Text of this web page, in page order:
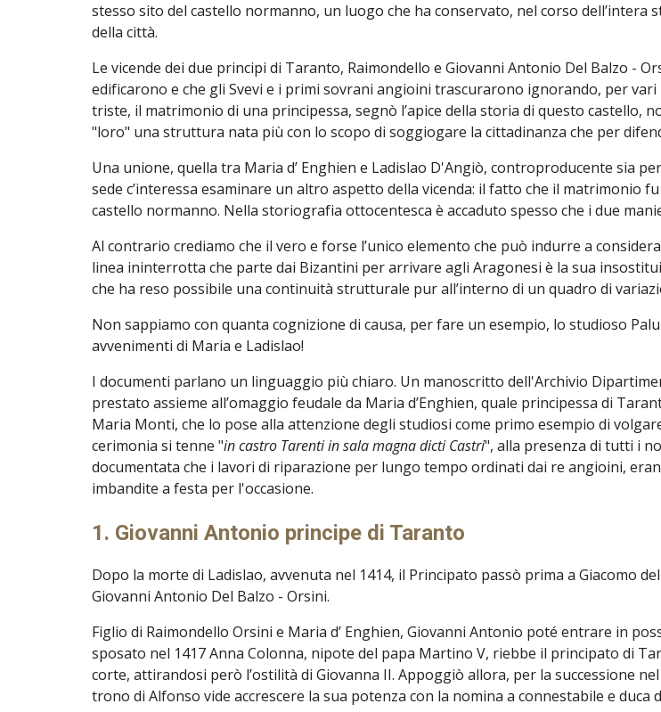
stesso sito del castello normanno, un luogo che ha conservato, nel corso
della città.
Le vicende dei due principi di Taranto, Raimondello e Giovanni Antonio Del Balzo -
edificarono e che gli Svevi e i primi sovrani angioini trascurarono ignorando, per
triste, il matrimonio di una principessa, segnò l’apice della storia di questo castello,
"loro" una struttura nata più con lo scopo di soggiogare la cittadinanza che per
Una unione, quella tra Maria d’ Enghien e Ladislao D'Angiò, controproducente sia
sede c’interessa esaminare un altro aspetto della vicenda: il fatto che il matrimonio
castello normanno. Nella storiografia ottocentesca è accaduto spesso che i due
Al contrario crediamo che il vero e forse l’unico elemento che può indurre a
linea ininterrotta che parte dai Bizantini per arrivare agli Aragonesi è la sua
che ha reso possibile una continuità strutturale pur all’interno di un quadro di
Non sappiamo con quanta cognizione di causa, per fare un esempio, lo studioso
avvenimenti di Maria e Ladislao!
I documenti parlano un linguaggio più chiaro. Un manoscritto dell'Archivio
prestato assieme all’omaggio feudale da Maria d’Enghien, quale principessa di
Maria Monti, che lo pose alla attenzione degli studiosi come primo esempio di
cerimonia si tenne "in castro Tarenti in sala magna dicti Castri", alla presenza di tutti i
documentata che i lavori di riparazione per lungo tempo ordinati dai re angioini,
imbandite a festa per l'occasione.
1. Giovanni Antonio principe di Taranto
Dopo la morte di Ladislao, avvenuta nel 1414, il Principato passò prima a Giacomo
Giovanni Antonio Del Balzo - Orsini.
Figlio di Raimondello Orsini e Maria d’ Enghien, Giovanni Antonio poté entrare in
sposato nel 1417 Anna Colonna, nipote del papa Martino V, riebbe il principato di
corte, attirandosi però l’ostilità di Giovanna II. Appoggiò allora, per la successione
trono di Alfonso vide accrescere la sua potenza con la nomina a connestabile e duca